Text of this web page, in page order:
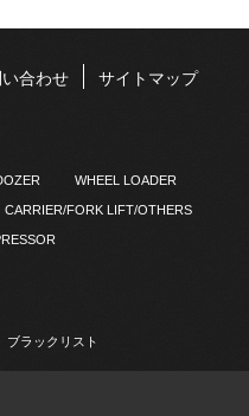
合わせ
サイトマップ
WHEEL LOADER
CARRIER/FORK LIFT/OTHERS
ブラックリスト